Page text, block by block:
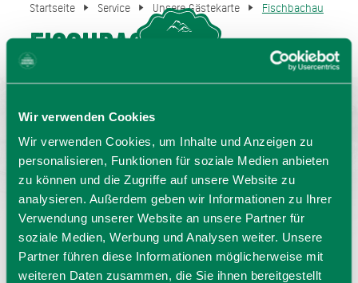
Wir verwenden Cookies
Wir verwenden Cookies, um Inhalte und Anzeigen zu
personalisieren, Funktionen für soziale Medien anbieten
zu können und die Zugriffe auf unsere Website zu
analysieren. Außerdem geben wir Informationen zu Ihrer
Verwendung unserer Website an unsere Partner für
soziale Medien, Werbung und Analysen weiter. Unsere
Partner führen diese Informationen möglicherweise mit
weiteren Daten zusammen, die Sie ihnen bereitgestellt
Startseite Service Unsere Gästekarte Fischbachau
Fischbachau
Kletterstadl Aurach - 1€ Ermäßigung auf den Eintritt
(Änderungen vorbehalten)
GASTGEBERSUCHE